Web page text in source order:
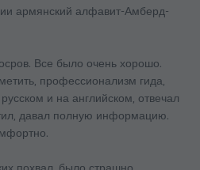
армянский алфавит-Амберд-
Все было очень хорошо.
профессионализм гида,
и на английском, отвечал
давал полную информацию.